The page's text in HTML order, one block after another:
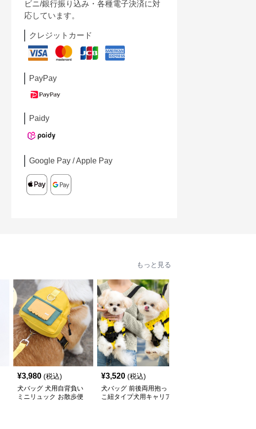
ビニ/銀行振り込み・各種電子決済に対
応しています。
クレジットカード
PayPay
Paidy
Google Pay / Apple Pay
もっと見る
¥3,980 (税込)
犬バッグ 犬用自背負い
ミニリュック お散歩便
¥3,520 (税込)
犬バッグ 前後両用抱っ
こ紐タイプ犬用キャリア